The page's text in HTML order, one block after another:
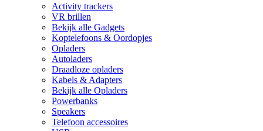
Activity trackers
VR brillen
Bekijk alle Gadgets
Koptelefoons & Oordopjes
Opladers
Autoladers
Draadloze opladers
Kabels & Adapters
Bekijk alle Opladers
Powerbanks
Speakers
Telefoon accessoires